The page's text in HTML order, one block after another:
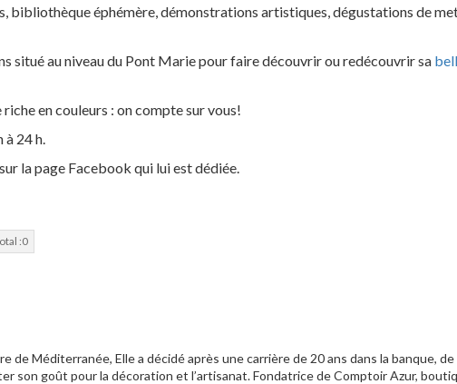
bibliothèque éphémère, démonstrations artistiques, dégustations de
situé au niveau du Pont Marie pour faire découvrir ou redécouvrir sa
en couleurs : on compte sur vous!
à 24 h.
sur la page Facebook qui lui est dédiée.
:0
de Méditerranée, Elle a décidé après une carrière de 20 ans dans la banque, de
son goût pour la décoration et l’artisanat. Fondatrice de Comptoir Azur,